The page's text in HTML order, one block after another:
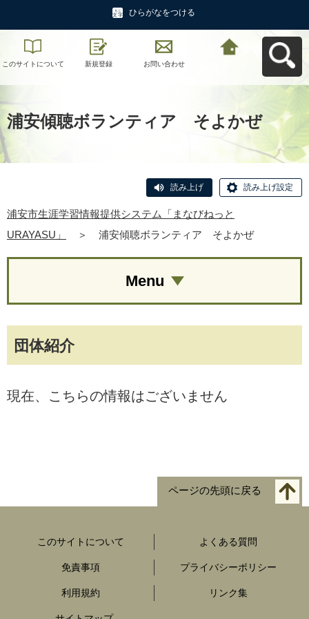
ひらがなをつける
このサイトについて 新規登録 お問い合わせ
浦安傾聴ボランティア そよかぜ
読み上げ 読み上げ設定
浦安市生涯学習情報提供システム「まなびねっと
URAYASU」
＞ 浦安傾聴ボランティア そよかぜ
団体紹介
現在、こちらの情報はございません
Menu
ページの先頭に戻る
このサイトについて よくある質問
免責事項 プライバシーポリシー
利用規約 リンク集